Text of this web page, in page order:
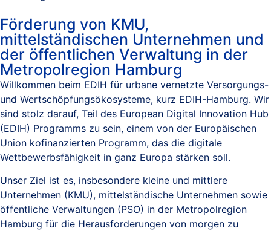
Förderung von KMU,
mittelständischen Unternehmen und
der öffentlichen Verwaltung in der
Metropolregion Hamburg
Willkommen beim EDIH für urbane vernetzte Versorgungs-
und Wertschöpfungsökosysteme, kurz EDIH-Hamburg. Wir
sind stolz darauf, Teil des European Digital Innovation Hub
(EDIH) Programms zu sein, einem von der Europäischen
Union kofinanzierten Programm, das die digitale
Wettbewerbsfähigkeit in ganz Europa stärken soll.
Unser Ziel ist es, insbesondere kleine und mittlere
Unternehmen (KMU), mittelständische Unternehmen sowie
öffentliche Verwaltungen (PSO) in der Metropolregion
Hamburg für die Herausforderungen von morgen zu